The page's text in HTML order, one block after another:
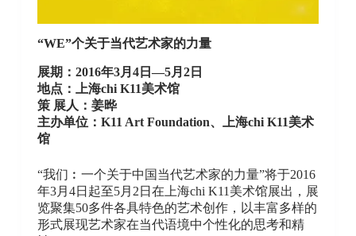
“WE”个关于当代艺术家的力量
展期：2016年3月4日—5月2日
地点：上海chi K11美术馆
策 展人：姜晔
主办单位：K11 Art Foundation、上海chi K11美术
馆
“我们︰一个关于中国当代艺术家的力量”将于2016
年3月4日起至5月2日在上海chi K11美术馆展出，展
览聚集50多件各具特色的艺术创作，以丰富多样的
形式展现艺术家在当代语境中个性化的思考和精